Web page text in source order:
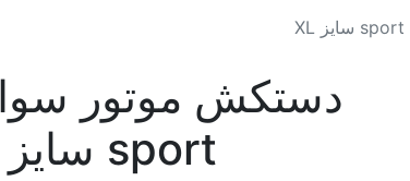
دستکش موتور
sport سایز XL